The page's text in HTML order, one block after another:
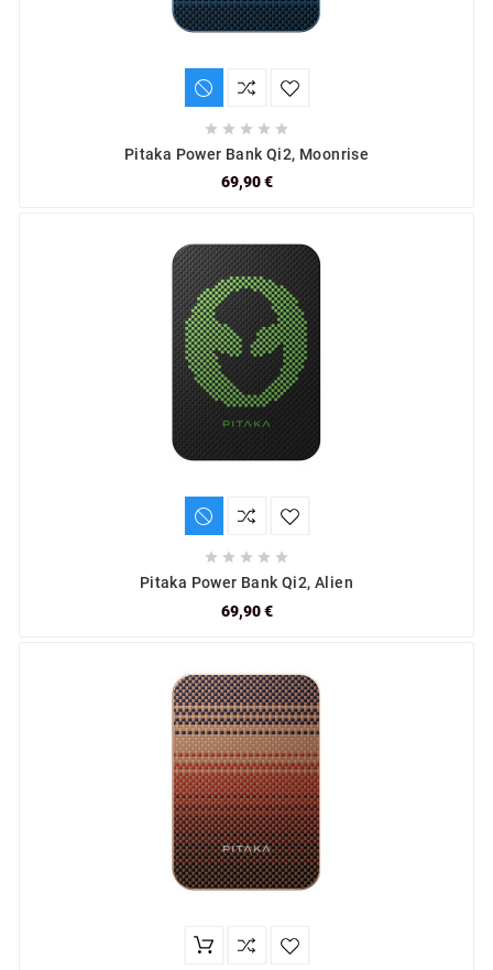
    
Pitaka Power Bank Qi2, Moonrise
69,90 €
    
Pitaka Power Bank Qi2, Alien
69,90 €